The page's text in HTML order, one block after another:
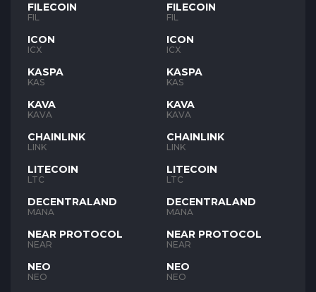
FILECOIN
FIL
ICON
ICX
KASPA
KAS
KAVA
KAVA
CHAINLINK
LINK
LITECOIN
LTC
DECENTRALAND
MANA
NEAR PROTOCOL
NEAR
NEO
NEO
FILECOIN
FIL
ICON
ICX
KASPA
KAS
KAVA
KAVA
CHAINLINK
LINK
LITECOIN
LTC
DECENTRALAND
MANA
NEAR PROTOCOL
NEAR
NEO
NEO